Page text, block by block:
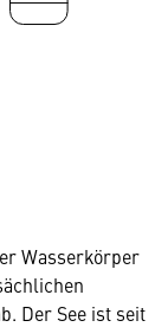
Wasserkörper
Der See ist seit